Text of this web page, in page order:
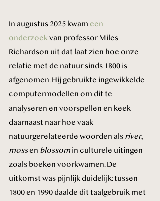
In augustus 2025 kwam een
onderzoek van professor Miles
Richardson uit dat laat zien hoe onze
relatie met de natuur sinds 1800 is
afgenomen. Hij gebruikte ingewikkelde
computermodellen om dit te
analyseren en voorspellen en keek
daarnaast naar hoe vaak
natuurgerelateerde woorden als river,
moss en blossom in culturele uitingen
zoals boeken voorkwamen. De
uitkomst was pijnlijk duidelijk: tussen
1800 en 1990 daalde dit taalgebruik met